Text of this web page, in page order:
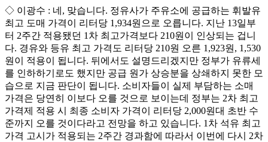
◇ 이광수 : 네, 맞습니다. 정유사가 주유소에 공급하는 휘발유
최고 도매 가격이 리터당 1,934원으로 오릅니다. 지난 13일부
터 2주간 적용됐던 1차 최고가격보다 210원이 인상되는 겁니
다. 경유와 등유 최고 가격도 리터당 210원 오른 1,923원, 1,530
원이 적용이 됩니다. 뒤에서도 설명드리겠지만 정부가 유류세
를 인하하기로도 했지만 공급 원가 상승분을 상쇄하지 못한 모
습으로 지금 판단이 됩니다. 소비자들이 실제 부담하는 소매
가격은 당연히 이보다 오를 것으로 보이는데 정부는 2차 최고
가격제 적용 시 최종 소비자 가격이 리터당 2,000원대 초반 수
준까지 오를 것이다라고 전망을 하고 있습니다. 1차 석유 최고
가격 고시가 적용되는 2주간 경과함에 따라서 이번에 다시 2차